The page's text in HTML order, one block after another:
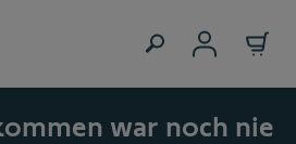
war noch nie